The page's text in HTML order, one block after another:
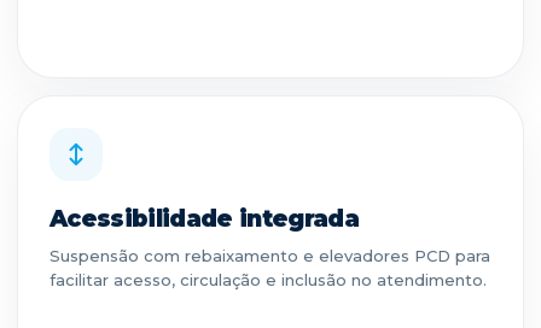
Acessibilidade integrada
Suspensão com rebaixamento e elevadores PCD para
facilitar acesso, circulação e inclusão no atendimento.